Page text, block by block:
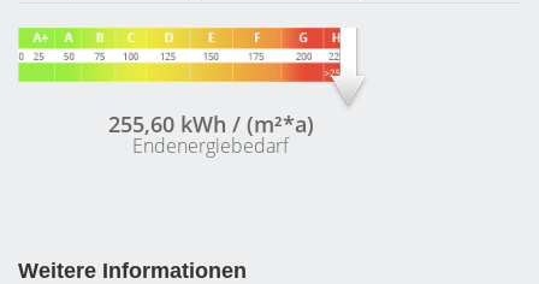
255,60 kWh / (m²*a)
Endenergiebedarf
Weitere Informationen